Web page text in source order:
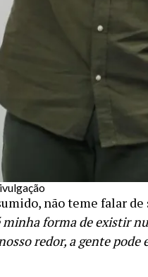
não teme falar de
minha forma de existir
redor, a gente